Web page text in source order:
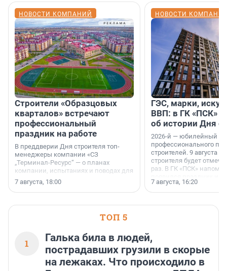
НОВОСТИ КОМПАНИЙ
Строители «Образцовых
кварталов» встречают
профессиональный
праздник на работе
В преддверии Дня строителя топ-
менеджеры компании «СЗ
„Терминал-Ресурс“ — о планах
компании, испытаниях и поводах для
осторожного оптимизма.
7 августа, 18:00
НОВОСТИ
ГЭС, марки,
ВВП: в ГК «ПСК»
об истории Дня
2026-й — юбилейный
профессионального
строителей. 9 августа
строителя будет
раз. В ГК «ПСК»
поменялась роль
7 августа, 16:20
ТОП 5
1
Галька била в людей,
пострадавших грузили в скорые
на лежаках. Что происходило в